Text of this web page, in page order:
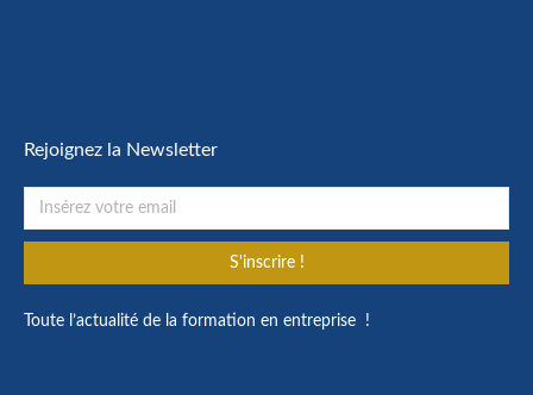
Rejoignez la Newsletter
S'inscrire !
Toute l’actualité de la formation en entreprise !